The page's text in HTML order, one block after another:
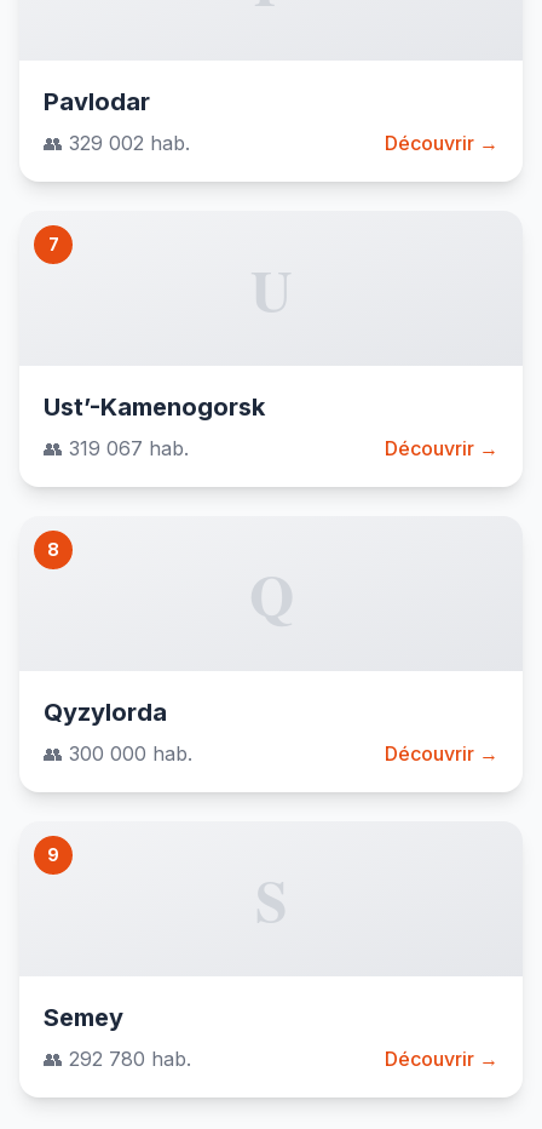
Pavlodar
👥 329 002 hab. Découvrir →
7
U
Ust’-Kamenogorsk
👥 319 067 hab. Découvrir →
8
Q
Qyzylorda
👥 300 000 hab. Découvrir →
9
S
Semey
👥 292 780 hab. Découvrir →